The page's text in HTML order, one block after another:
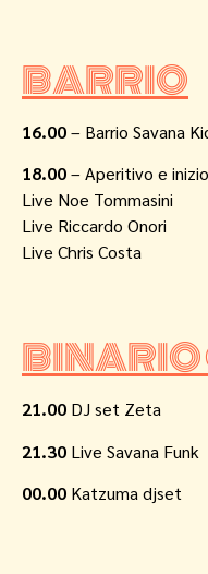
BARRIO
16.00– Barrio Savana
18.00– Aperitivo e
Live Noe Tommasini
Live Riccardo Onori
Live Chris Costa
BINARIO
21.00 DJ set Zeta
21.30 Live Savana Funk
00.00 Katzuma djset